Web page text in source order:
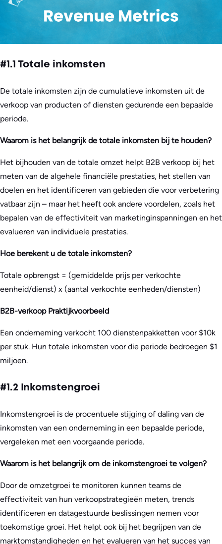
#1.1 Totale inkomsten
De totale inkomsten zijn de cumulatieve inkomsten uit de
verkoop van producten of diensten gedurende een bepaalde
periode.
Waarom is het belangrijk de totale inkomsten bij te houden?
Het bijhouden van de totale omzet helpt B2B verkoop bij het
meten van de algehele financiële prestaties, het stellen van
doelen en het identificeren van gebieden die voor verbetering
vatbaar zijn – maar het heeft ook andere voordelen, zoals het
bepalen van de effectiviteit van marketinginspanningen en het
evalueren van individuele prestaties.
Hoe berekent u de totale inkomsten?
Totale opbrengst = (gemiddelde prijs per verkochte
eenheid/dienst) x (aantal verkochte eenheden/diensten)
B2B-verkoop Praktijkvoorbeeld
Een onderneming verkocht 100 dienstenpakketten voor $10k
per stuk. Hun totale inkomsten voor die periode bedroegen $1
miljoen.
#1.2 Inkomstengroei
Inkomstengroei is de procentuele stijging of daling van de
inkomsten van een onderneming in een bepaalde periode,
vergeleken met een voorgaande periode.
Waarom is het belangrijk om de inkomstengroei te volgen?
Door de omzetgroei te monitoren kunnen teams de
effectiviteit van hun verkoopstrategieën meten, trends
identificeren en datagestuurde beslissingen nemen voor
toekomstige groei. Het helpt ook bij het begrijpen van de
marktomstandigheden en het evalueren van het succes van